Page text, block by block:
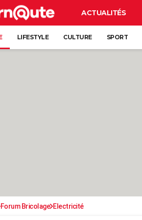
ACTUALITÉS
LIFESTYLE CULTURE SPORT
Forum Bricolage Electricité